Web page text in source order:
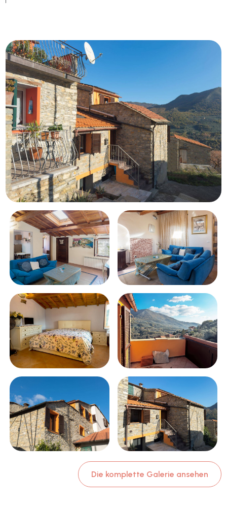
Die komplette Galerie ansehen
Alle
1
2
3+
Andere
Optionen
-
Mehrfachauswahl
Garten
Balkon / Terrasse
Aufzug
Schwimmbad
Meerblick